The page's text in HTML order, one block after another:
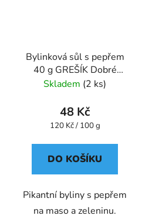
Bylinková sůl s pepřem
40 g GREŠÍK Dobré
koření
Skladem (2 ks)
48 Kč
Měrná
120 Kč / 100 g
DO KOŠÍKU
Pikantní byliny s pepřem
na maso a zeleninu.